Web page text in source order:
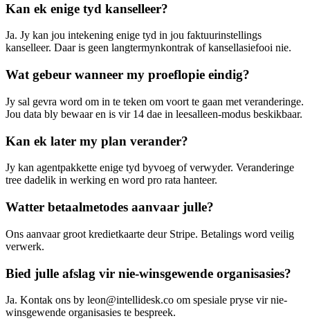
Kan ek enige tyd kanselleer?
Ja. Jy kan jou intekening enige tyd in jou faktuurinstellings
kanselleer. Daar is geen langtermynkontrak of kansellasiefooi nie.
Wat gebeur wanneer my proeflopie eindig?
Jy sal gevra word om in te teken om voort te gaan met veranderinge.
Jou data bly bewaar en is vir 14 dae in leesalleen-modus beskikbaar.
Kan ek later my plan verander?
Jy kan agentpakkette enige tyd byvoeg of verwyder. Veranderinge
tree dadelik in werking en word pro rata hanteer.
Watter betaalmetodes aanvaar julle?
Ons aanvaar groot kredietkaarte deur Stripe. Betalings word veilig
verwerk.
Bied julle afslag vir nie-winsgewende organisasies?
Ja. Kontak ons by leon@intellidesk.co om spesiale pryse vir nie-
winsgewende organisasies te bespreek.